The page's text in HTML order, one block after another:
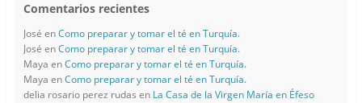
Comentarios recientes
José enComo preparar y tomar el té en Turquía.
José enComo preparar y tomar el té en Turquía.
Maya enComo preparar y tomar el té en Turquía.
Maya enComo preparar y tomar el té en Turquía.
delia rosario perez rudas en La Casa de la Virgen María en Éfeso